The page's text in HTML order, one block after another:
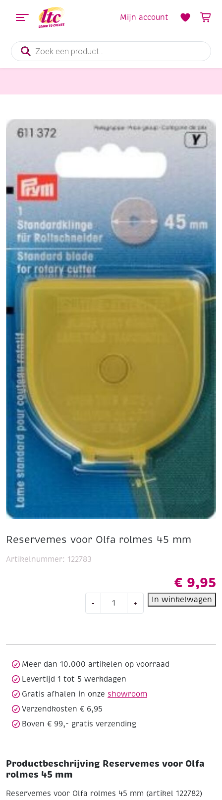
Producten
zoeken
Mijn account
Reservemes voor Olfa rolmes 45 mm
€ 9,95
-
aantal
+ In winkelwagen
Artikelnummer: 122783
Meer dan 10.000 artikelen op voorraad
Levertijd 1 tot 5 werkdagen
Gratis afhalen in onze showroom
Verzendkosten € 6,95
Boven € 99,- gratis verzending
Productbeschrijving Reservemes voor Olfa
rolmes 45 mm
Reservemes voor Olfa rolmes 45 mm (artikel 122782)